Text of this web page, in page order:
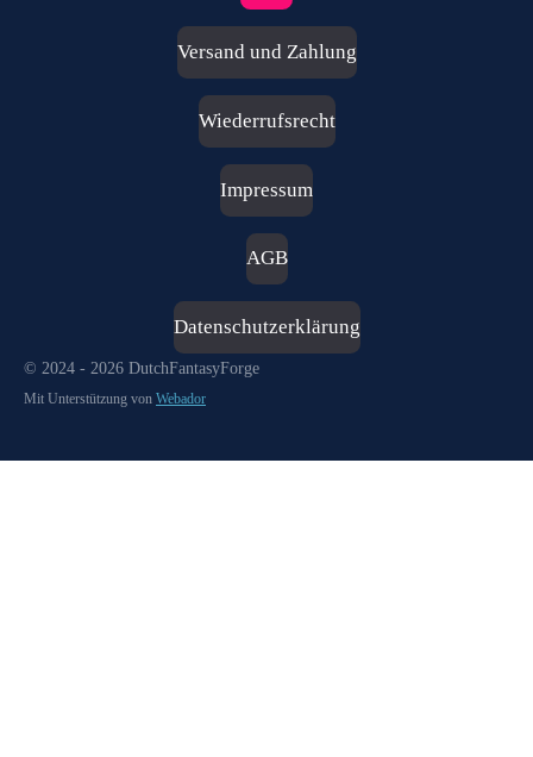
n
t
g
a
m
Versand und Zahlung
Wiederrufsrecht
Impressum
AGB
Datenschutzerklärung
© 2024 - 2026 DutchFantasyForge
Mit Unterstützung von Webador